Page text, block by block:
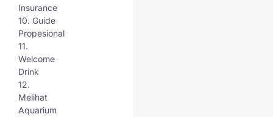
Insurance
10. Guide
Propesional
11.
Welcome
Drink
12.
Melihat
Aquarium